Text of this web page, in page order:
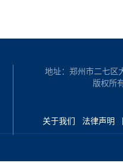
地址：郑州市二七区
版权所
关于我们 法律声明